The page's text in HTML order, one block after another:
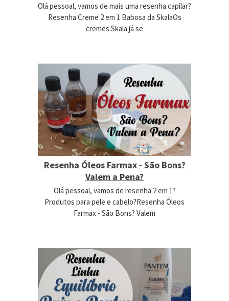
Olá pessoal, vamos de mais uma resenha capilar?
Resenha Creme 2 em 1 Babosa da SkalaOs
cremes Skala já se
Resenha Óleos Farmax - São Bons?
Valem a Pena?
Olá pessoal, vamos de resenha 2 em 1?
Produtos para pele e cabelo?Resenha Óleos
Farmax - São Bons? Valem